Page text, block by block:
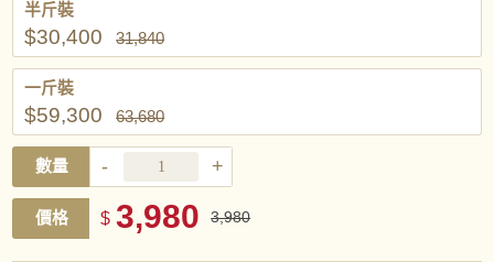
半斤裝
$30,400 31,840
一斤裝
$59,300 63,680
數量 - +
價格 $ 3,980 3,980